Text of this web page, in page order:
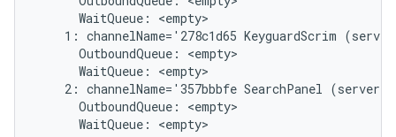
      WaitQueue: <empty>
1: channelName='278c1d65 KeyguardScrim
      OutboundQueue: <empty>
      WaitQueue: <empty>
2: channelName='357bbbfe SearchPanel
      OutboundQueue: <empty>
      WaitQueue: <empty>